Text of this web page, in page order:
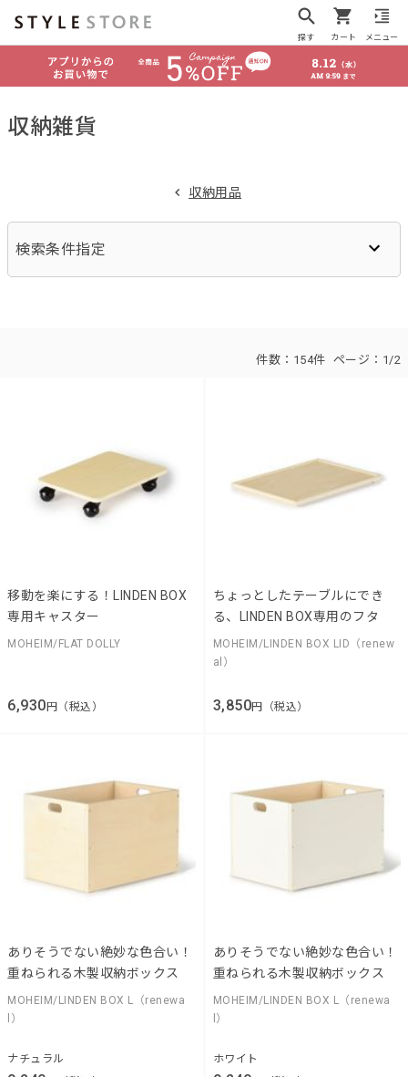
探す カート メニュー
収納雑貨
収納用品
検索条件指定
件数： 154件 ページ： 1/2
移動を楽にする！LINDEN BOX
専用キャスター
MOHEIM/FLAT DOLLY
6,930円（税込）
ちょっとしたテーブルにでき
る、LINDEN BOX専用のフタ
MOHEIM/LINDEN BOX LID（renew
al）
3,850円（税込）
ありそうでない絶妙な色合い！
重ねられる木製収納ボックス
MOHEIM/LINDEN BOX L（renewa
l）
ナチュラル
ありそうでない絶妙な色合い！
重ねられる木製収納ボックス
MOHEIM/LINDEN BOX L（renewa
l）
ホワイト